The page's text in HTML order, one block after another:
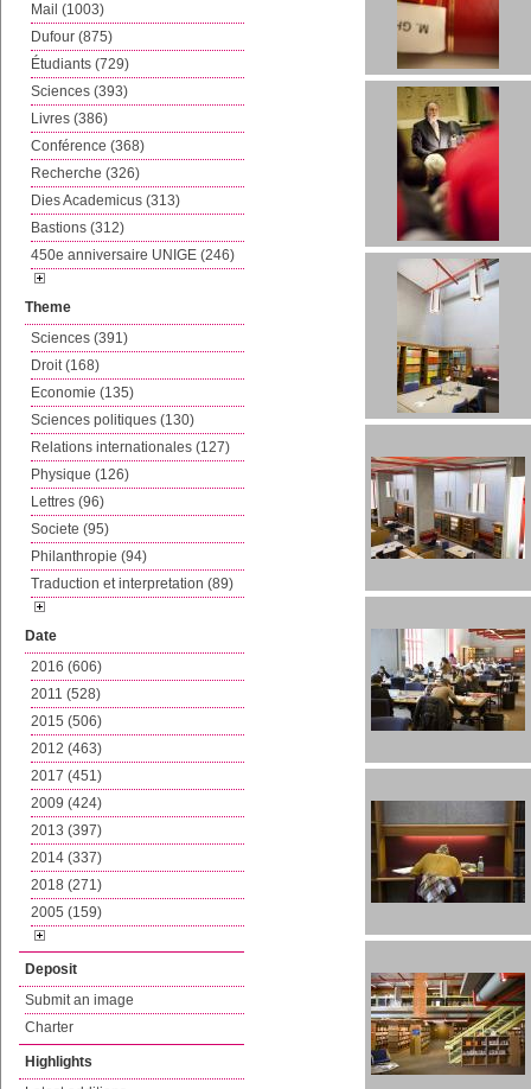
Mail (1003)
Dufour (875)
Étudiants (729)
Sciences (393)
Livres (386)
Conférence (368)
Recherche (326)
Dies Academicus (313)
Bastions (312)
450e anniversaire UNIGE (246)
Theme
Sciences (391)
Droit (168)
Economie (135)
Sciences politiques (130)
Relations internationales (127)
Physique (126)
Lettres (96)
Societe (95)
Philanthropie (94)
Traduction et interpretation (89)
Date
2016 (606)
2011 (528)
2015 (506)
2012 (463)
2017 (451)
2009 (424)
2013 (397)
2014 (337)
2018 (271)
2005 (159)
Deposit
Submit an image
Charter
Highlights